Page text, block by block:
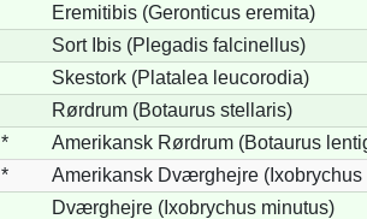
Eremitibis (Geronticus eremita)
Sort Ibis (Plegadis falcinellus)
Skestork (Platalea leucorodia)
Rørdrum (Botaurus stellaris)
*
Amerikansk Rørdrum (Botaurus
*
Amerikansk Dværghejre (Ixobrychus
Dværghejre (Ixobrychus minutus)